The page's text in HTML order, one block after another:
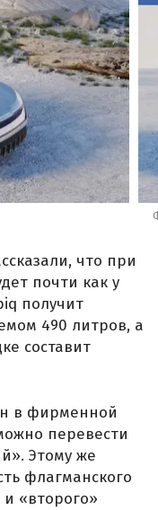
что при
почти как у
получит
490 литров, а
составит
в фирменной
перевести
Этому же
флагманского
«второго»